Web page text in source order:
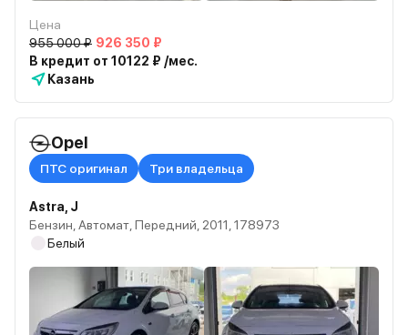
Цена
955 000 ₽ 926 350 ₽
В кредит от 10122 ₽ /мес.
Казань
Opel
ПТС оригинал Три владельца
Astra, J
Бензин, Автомат, Передний, 2011, 178973
Белый